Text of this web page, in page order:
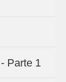
Parte 1